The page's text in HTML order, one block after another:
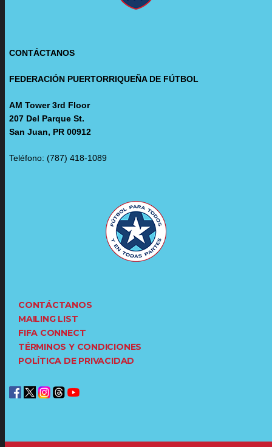
CONTÁCTANOS
FEDERACIÓN PUERTORRIQUEÑA DE FÚTBOL
AM Tower 3rd Floor
207 Del Parque St.
San Juan, PR 00912
Teléfono: (787) 418-1089
CONTÁCTANOS
MAILING LIST
FIFA CONNECT
TÉRMINOS Y CONDICIONES
POLÍTICA DE PRIVACIDAD